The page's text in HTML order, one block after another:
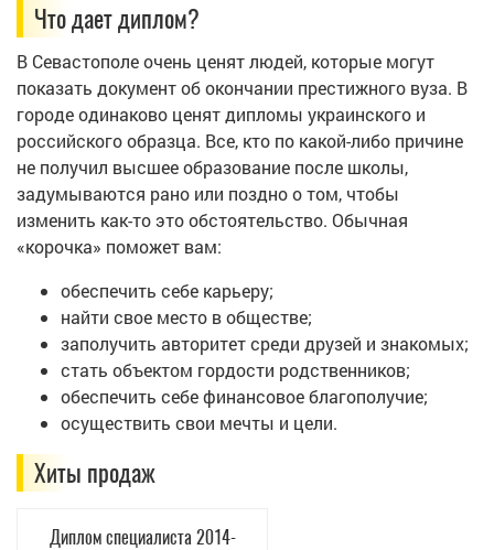
Что дает диплом?
В Севастополе очень ценят людей, которые могут
показать документ об окончании престижного вуза. В
городе одинаково ценят дипломы украинского и
российского образца. Все, кто по какой-либо причине
не получил высшее образование после школы,
задумываются рано или поздно о том, чтобы
изменить как-то это обстоятельство. Обычная
«корочка» поможет вам:
обеспечить себе карьеру;
найти свое место в обществе;
заполучить авторитет среди друзей и знакомых;
стать объектом гордости родственников;
обеспечить себе финансовое благополучие;
осуществить свои мечты и цели.
Хиты продаж
Диплом специалиста 2014-